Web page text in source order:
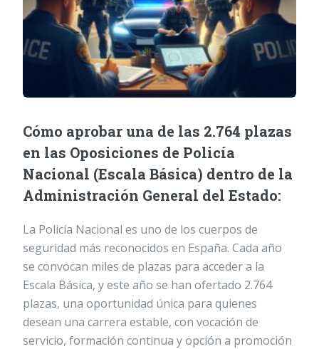
Cómo aprobar una de las 2.764 plazas
en las Oposiciones de Policía
Nacional (Escala Básica) dentro de la
Administración General del Estado:
La Policía Nacional es uno de los cuerpos de
seguridad más reconocidos en España. Cada año
se convocan miles de plazas para acceder a la
Escala Básica, y este año se han ofertado 2.764
plazas, una oportunidad única para quienes
desean una carrera estable, con vocación de
servicio, formación continua y opción a promoción